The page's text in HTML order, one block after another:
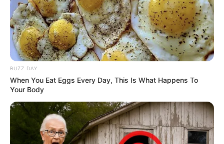
És amikor később kiderült, mi okozta a tüzet, a családot
valódi sokk érte
BUZZ DAY
When You Eat Eggs Every Day, This Is What Happens To
Your Body